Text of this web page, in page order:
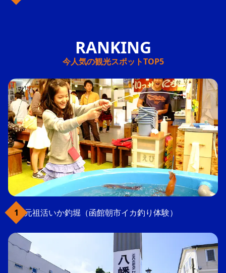
今人気の観光スポットTOP5
元祖活いか釣堀（函館朝市イカ釣り体験）